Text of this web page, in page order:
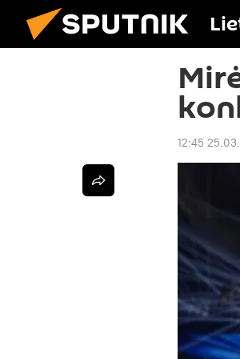
12:45